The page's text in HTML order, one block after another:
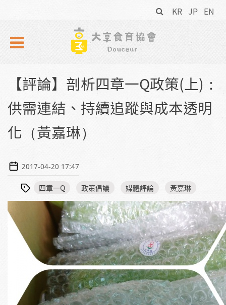
KR JP EN
搜
尋
表
【評論】剖析四章一Q政策(上)：
供需連結、持續追蹤與成本透明
化（黃嘉琳）
2017-04-20 17:47
四章一Q 政策倡議 媒體評論 黃嘉琳